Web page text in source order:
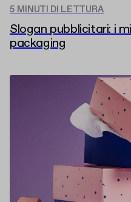
5 MINUTI DI LETTURA
Slogan pubblicitari: i
packaging